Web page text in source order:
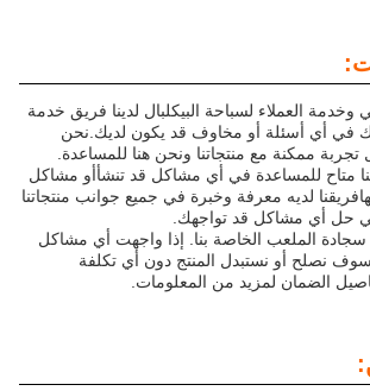
وخدمة العملاء لسباحة البيكلبال لدينا فريق خدمة
في أي أسئلة أو مخاوف قد يكون لديك.نحن
ممكنة مع منتجاتنا ونحن هنا للمساعدة.
متاح للمساعدة في أي مشاكل قد تنشأأو مشاكل
لديه معرفة وخبرة في جميع جوانب منتجاتنا
حل أي مشاكل قد تواجهك.
الملعب الخاصة بنا. إذا واجهت أي مشاكل
نصلح أو نستبدل المنتج دون أي تكلفة
الضمان لمزيد من المعلومات.